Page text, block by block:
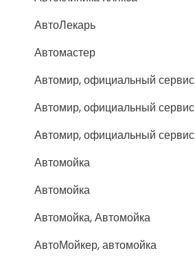
АвтоЛекарь
Автомастер
Автомир, официальный
Автомир, официальный
Автомир, официальный
Автомойка
Автомойка
Автомойка, Автомойка
АвтоМойкер, автомойка